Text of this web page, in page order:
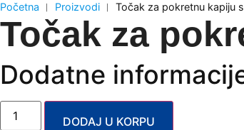
Početna ︱ Proizvodi ︱ Točak za pokretnu kapiju
Točak za
Dodatne
DODAJ U KORPU